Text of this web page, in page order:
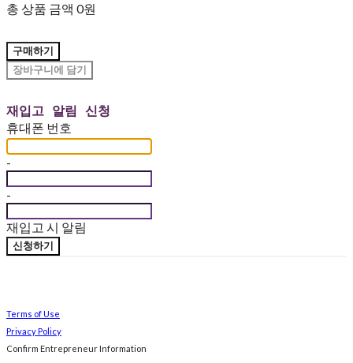
총 상품 금액 0원
구매하기
장바구니에 담기
재입고 알림 신청
휴대폰 번호
-
-
재입고 시 알림
신청하기
Terms of Use
Privacy Policy
Confirm Entrepreneur Information